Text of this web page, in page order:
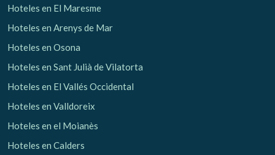
Hoteles en El Maresme
Hoteles en Arenys de Mar
Hoteles en Osona
Hoteles en Sant Julià de Vilatorta
Hoteles en El Vallés Occidental
Hoteles en Valldoreix
Hoteles en el Moianès
Hoteles en Calders